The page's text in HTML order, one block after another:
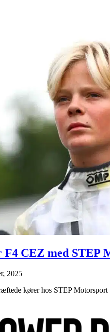
CEZ med STEP
2025
kører hos STEP